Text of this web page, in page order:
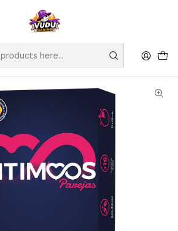
Chile! Envío GRATIS a Regiones sobre
$35.000
Cooperativos Íntimoos - Español